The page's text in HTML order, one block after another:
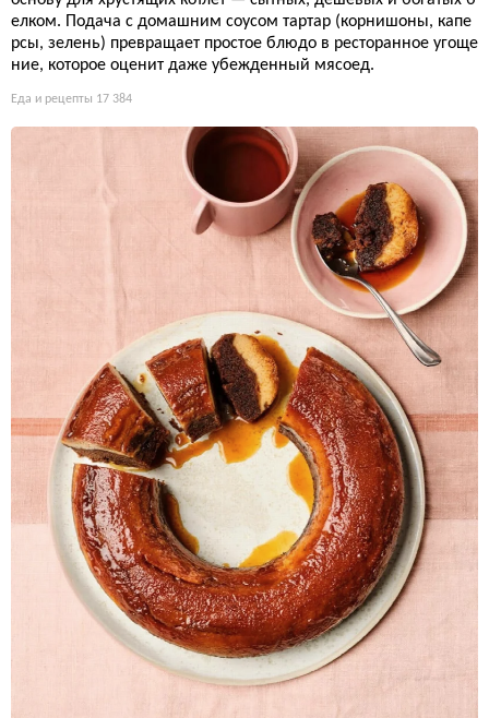
елком. Подача с домашним соусом тартар (корнишоны, капе
рсы, зелень) превращает простое блюдо в ресторанное угоще
ние, которое оценит даже убежденный мясоед.
Еда и рецепты 17 384